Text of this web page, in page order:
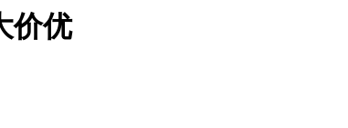
价优